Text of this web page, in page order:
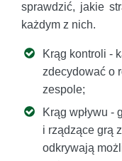
sprawdzić, jakie
każdym z nich.
Krąg kontroli -
zdecydować o
zespole;
Krąg wpływu -
i rządzące grą
odkrywają